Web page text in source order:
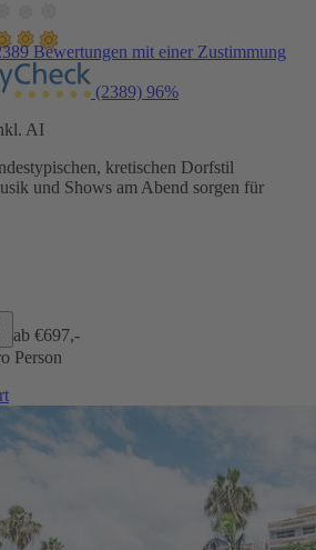
Bewertungen mit einer Zustimmung
(2389) 96%
AI
kretischen Dorfstil
und Shows am Abend sorgen für
ab €697,-
Person